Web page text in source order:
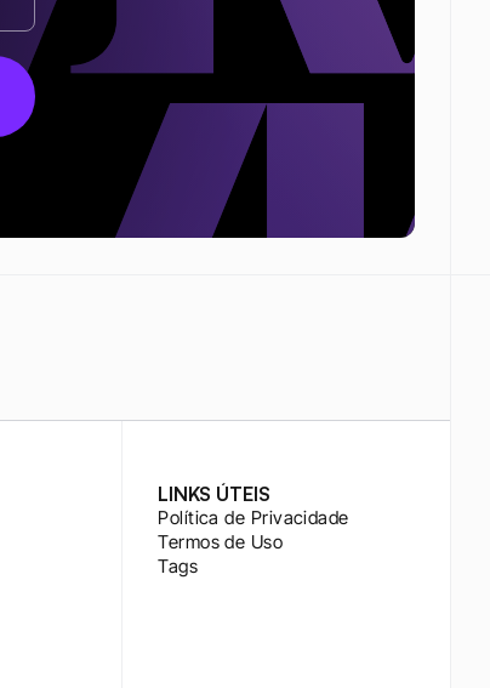
LINKS ÚTEIS
Política de Privacidade
Termos de Uso
Tags